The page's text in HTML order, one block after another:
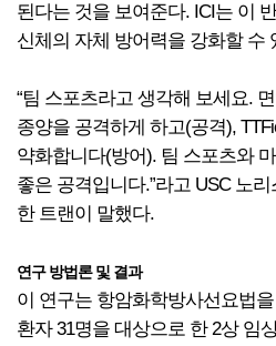
된다는 것을 보여준다. ICI는 이
신체의 자체 방어력을 강화할 수
“팀 스포츠라고 생각해 보세요.
종양을 공격하게 하고(공격),
약화합니다(방어). 팀 스포츠와
좋은 공격입니다.”라고 USC 노
한 트랜이 말했다.
연구 방법론 및 결과
이 연구는 항암화학방사선요법
환자 31명을 대상으로 한 2상 임